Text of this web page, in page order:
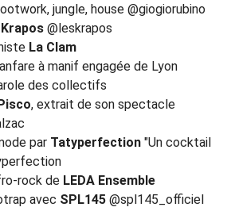
jungle, house @giogiorubino
@leskrapos
La Clam
à manif engagée de Lyon
des collectifs
Pisco, extrait de son spectacle
par Tatyperfection "Un cocktail
rock de LEDA Ensemble
avec SPL145 @spl145_officiel